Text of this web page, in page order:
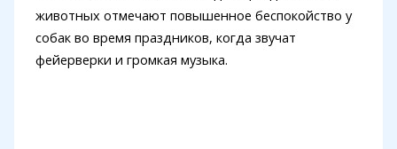
животных отмечают повышенное беспокойство у
собак во время праздников, когда звучат
фейерверки и громкая музыка.